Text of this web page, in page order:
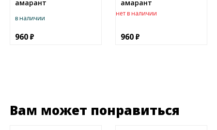
амарант
в наличии
960
амарант
нет в наличии
960
Вам может понравиться